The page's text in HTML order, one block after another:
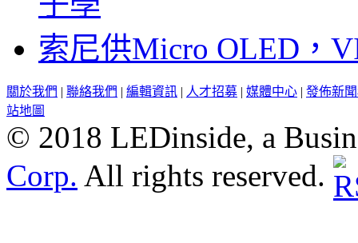
索尼供Micro OLED，
關於我們 | 聯絡我們 | 編輯資訊 | 人才招募 | 媒體中心 | 發佈新
站地圖
© 2018 LEDinside, a
Corp. All rights reserved.